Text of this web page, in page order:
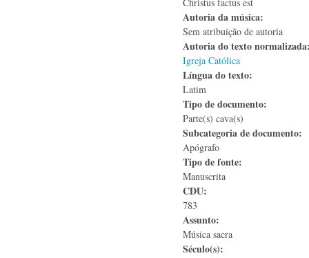
Autoria da música:
Sem atribuição de autoria
Autoria do texto
Igreja Católica
Língua do texto:
Latim
Tipo de documento:
Parte(s) cava(s)
Subcategoria de documento:
Apógrafo
Tipo de fonte:
Manuscrita
CDU:
783
Assunto:
Música sacra
Século(s):